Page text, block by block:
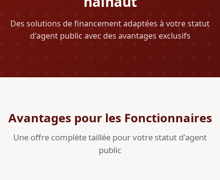
Des solutions de financement adaptées à votre statut
d'agent public avec des avantages exclusifs
Avantages pour les Fonctionnaires
Une offre complète taillée pour votre statut d'agent
public